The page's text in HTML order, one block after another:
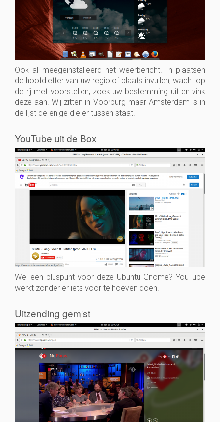
Ook al meegeinstalleerd het weerbericht. In plaatsen
de hoofdletter van uw regio of plaats invullen, wacht op
de rij met voorstellen, zoek uw bestemming uit en vink
deze aan. Wij zitten in Voorburg maar Amsterdam is in
de lijst de enige die er tussen staat.
YouTube uit de Box
Wel een pluspunt voor deze Ubuntu Gnome? YouTube
werkt zonder er iets voor te hoeven doen.
Uitzending gemist